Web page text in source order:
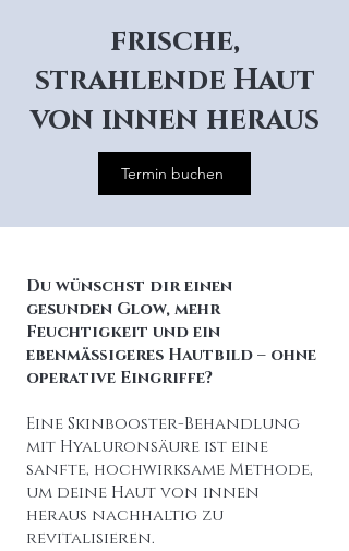
frische,
strahlende Haut
von innen heraus
Termin buchen
Du wünschst dir einen
gesunden Glow, mehr
Feuchtigkeit und ein
ebenmäßigeres Hautbild – ohne
operative Eingriffe?
Eine Skinbooster-Behandlung
mit Hyaluronsäure ist eine
sanfte, hochwirksame Methode,
um deine Haut von innen
heraus nachhaltig zu
revitalisieren.